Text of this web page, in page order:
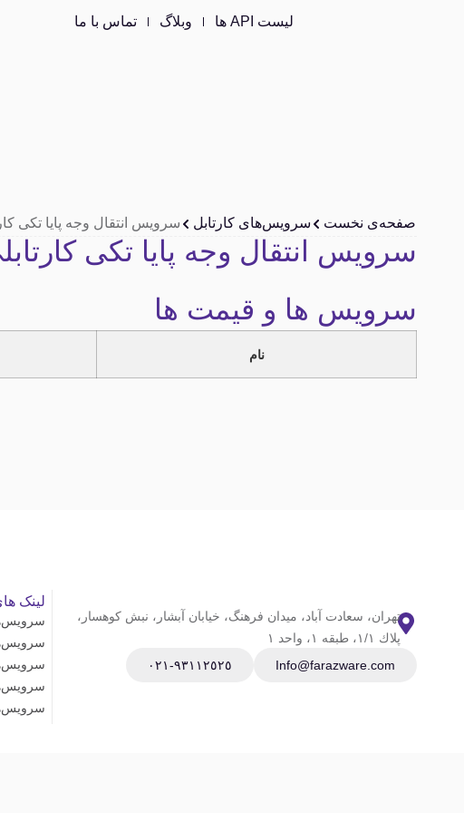
لیست API ها وبلاگ تماس با ما
صفحه‌ی نخست سرویس‌های کارتابل سرویس انتقال وجه پایا تکی
سرویس انتقال وجه پایا تکی
سرویس ها و قیمت ها
نام
تهران، سعادت آباد، ميدان فرهنگ، خيابان آبشار، نبش كوهسار،
پلاك ١/١، طبقه ١، واحد ١
Info@farazware.com
٩٣١١٢٥٢٥-٠٢١
لینک